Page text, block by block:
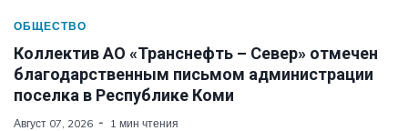
ОБЩЕСТВО
Коллектив АО «Транснефть – Север» отмечен
благодарственным письмом администрации
поселка в Республике Коми
Август 07, 2026 1 мин чтения